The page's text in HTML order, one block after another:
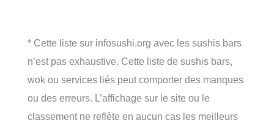
* Cette liste sur infosushi.org avec les sushis bars
n’est pas exhaustive. Cette liste de sushis bars,
wok ou services liés peut comporter des manques
ou des erreurs. L’affichage sur le site ou le
classement ne reflète en aucun cas les meilleurs